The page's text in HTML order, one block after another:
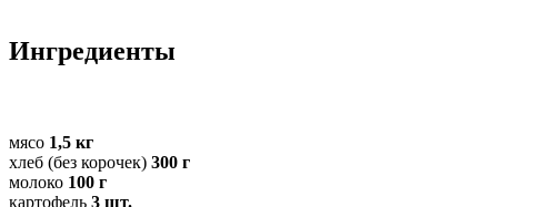
Ингредиенты
мясо 1,5 кг
хлеб (без корочек) 300 г
молоко 100 г
картофель 3 шт.